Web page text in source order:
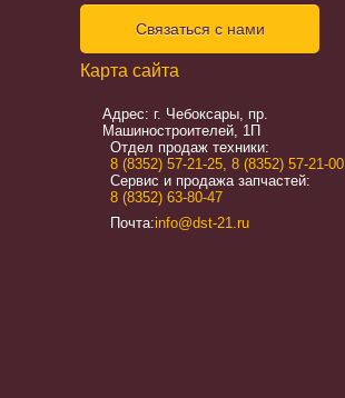
Связаться с нами
Карта сайта
Адрес: г. Чебоксары, пр.
Машиностроителей, 1П
Отдел продаж техники:
8 (8352) 57-21-25, 8 (8352) 57-21-00
Сервис и продажа запчастей:
8 (8352) 63-80-47
Почта:info@dst-21.ru